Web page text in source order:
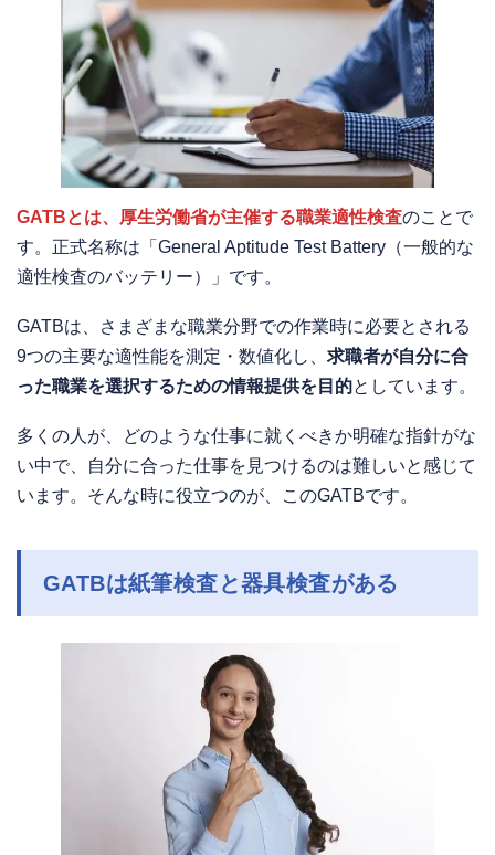
GATBとは、厚生労働省が主催する職業適性検査のことで
す。正式名称は「General Aptitude Test Battery（一般的な
適性検査のバッテリー）」です。
GATBは、さまざまな職業分野での作業時に必要とされる
9つの主要な適性能を測定・数値化し、 求職者が自分に合
った職業を選択するための情報提供を目的としています。
多くの人が、どのような仕事に就くべきか明確な指針がな
い中で、自分に合った仕事を見つけるのは難しいと感じて
います。そんな時に役立つのが、このGATBです。
GATBは紙筆検査と器具検査がある